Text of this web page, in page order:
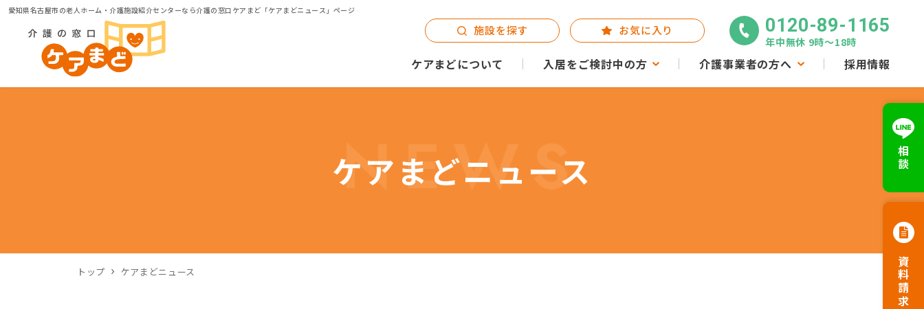
愛知県名古屋市の老人ホーム・介護施設紹介センターなら介護の窓口ケアまど「ケアまどニュース」ページ
ケアまどについて 入居をご検討中の方 介護事業者の方へ 採用情報
施設を探す お気に入り 0120-89-1165
年中無休 9時〜18時
相談
資料請求
NEWS
ケアまどニュース
トップ ケアまどニュース